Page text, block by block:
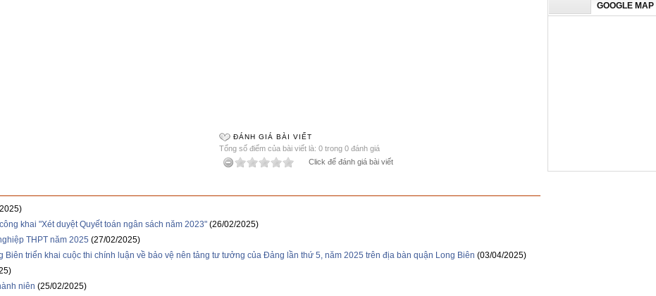
ĐÁNH GIÁ BÀI VIẾT
Tổng số điểm của bài viết là: 0 trong 0 đánh giá
Click để đánh giá bài viết
khai "Xét duyệt Quyết toán ngân sách năm 2023" (26/02/2025)
THPT năm 2025 (27/02/2025)
Biên triển khai cuộc thi chính luận về bảo vệ nên tảng tư tưởng của Đảng lần thứ 5, năm 2025 trên địa bàn quận Long Biên (03/04/2025)
niên (25/02/2025)
GOOGLE MAP